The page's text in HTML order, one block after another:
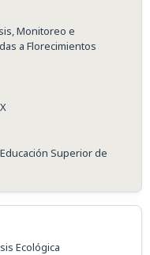
Monitoreo e
a Florecimientos
Superior de
Ecológica